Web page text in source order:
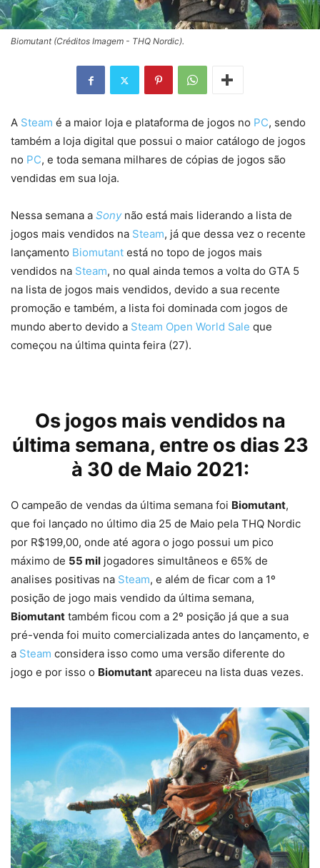
Biomutant (Créditos Imagem - THQ Nordic).
A Steam é a maior loja e plataforma de jogos no PC, sendo
também a loja digital que possui o maior catálogo de jogos
no PC, e toda semana milhares de cópias de jogos são
vendidas em sua loja.
Nessa semana a Sonynão está mais liderando a lista de
jogos mais vendidos na Steam, já que dessa vez o recente
lançamento Biomutant está no topo de jogos mais
vendidos na Steam, no qual ainda temos a volta do GTA 5
na lista de jogos mais vendidos, devido a sua recente
promoção e também, a lista foi dominada com jogos de
mundo aberto devido a Steam Open World Sale que
começou na última quinta feira (27).
Os jogos mais vendidos na
última semana, entre os dias 23
à 30 de Maio 2021:
O campeão de vendas da última semana foi Biomutant,
que foi lançado no último dia 25 de Maio pela THQ Nordic
por R$199,00, onde até agora o jogo possui um pico
máximo de 55 mil jogadores simultâneos e 65% de
analises positivas na Steam, e além de ficar com a 1º
posição de jogo mais vendido da última semana,
Biomutant também ficou com a 2º posição já que a sua
pré-venda foi muito comercializada antes do lançamento, e
a Steam considera isso como uma versão diferente do
jogo e por isso o Biomutant apareceu na lista duas vezes.